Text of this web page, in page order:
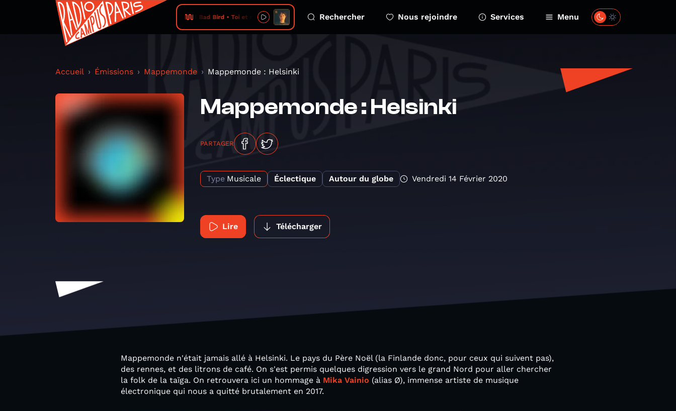
Bad Bad Bird • Toi et moi tout l'été Rechercher Nous rejoindre Services Menu
Accueil Émissions Mappemonde Mappemonde : Helsinki
Mappemonde : Helsinki
PARTAGER
Type Musicale Éclectique Autour du globe Vendredi 14 Février 2020
Lire Télécharger
Mappemonde n'était jamais allé à Helsinki. Le pays du Père Noël (la Finlande donc, pour ceux qui suivent pas),
des rennes, et des litrons de café. On s'est permis quelques digression vers le grand Nord pour aller chercher
la folk de la taïga. On retrouvera ici un hommage à Mika Vainio (alias Ø), immense artiste de musique
électronique qui nous a quitté brutalement en 2017.